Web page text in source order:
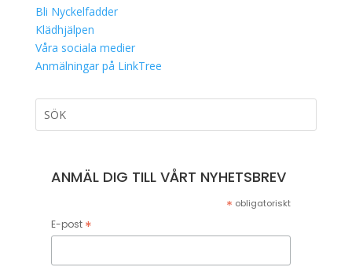
Bli Nyckelfadder
Klädhjälpen
Våra sociala medier
Anmälningar på LinkTree
ANMÄL DIG TILL VÅRT NYHETSBREV
* obligatoriskt
E-post *